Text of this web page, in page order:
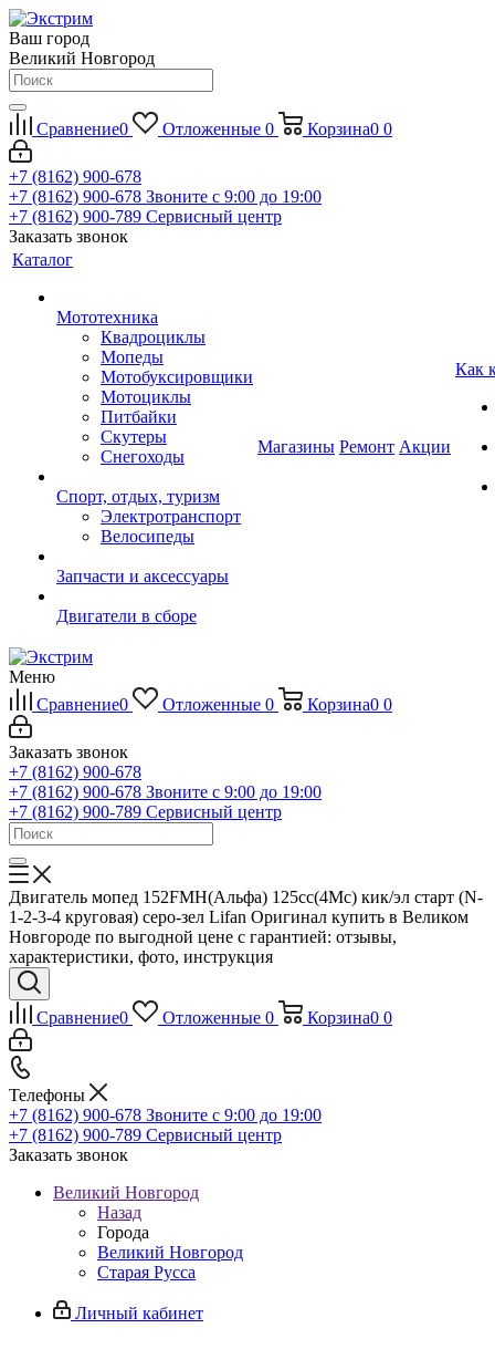
Ваш город
Великий Новгород
Сравнение0 Отложенные 0 Корзина0 0
+7 (8162) 900-678
+7 (8162) 900-678 Звоните с 9:00 до 19:00
+7 (8162) 900-789 Сервисный центр
Заказать звонок
Каталог
Мототехника
Квадроциклы
Мопеды
Мотобуксировщики
Мотоциклы
Питбайки
Скутеры
Снегоходы
Спорт, отдых, туризм
Электротранспорт
Велосипеды
Запчасти и аксессуары
Двигатели в сборе
Магазины Ремонт Акции
Как
Меню
Сравнение0 Отложенные 0 Корзина0 0
Заказать звонок
+7 (8162) 900-678
+7 (8162) 900-678 Звоните с 9:00 до 19:00
+7 (8162) 900-789 Сервисный центр
Двигатель мопед 152FMH(Альфа) 125cc(4Mc) кик/эл старт (N-
1-2-3-4 круговая) серо-зел Lifan Оригинал купить в Великом
Новгороде по выгодной цене с гарантией: отзывы,
характеристики, фото, инструкция
Сравнение0 Отложенные 0 Корзина0 0
Телефоны
+7 (8162) 900-678 Звоните с 9:00 до 19:00
+7 (8162) 900-789 Сервисный центр
Заказать звонок
Великий Новгород
Назад
Города
Великий Новгород
Старая Русса
Личный кабинет